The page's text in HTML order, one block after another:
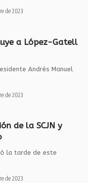
de 2023
a López-Gatell
Andrés Manuel
de 2023
de la SCJN y
la tarde de este
de 2023